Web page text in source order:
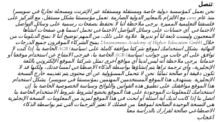
تنصل:
نحن نعمل كمؤسسة دولية خاصة ومستقلة ومستقلة عبر الإنترنت ومسجلة تجاريًا في سويسرا
منذ عام 2013، مع الالتزام بالمعايير الدولية الصارمة. تعمل مؤسستنا بشكل مستقل، مع التركيز على
فلسفتنا التعليمية المميزة. يرجى ملاحظة أننا لا نحتفظ بصفحات رسمية على وسائل التواصل
الاجتماعي. أي حسابات على وسائل التواصل الاجتماعي تحمل اسمنا هي صفحات أنشأها
المعجبون وليست تابعة لنا أو نديرها. علاوة على ذلك، من المهم توضيح أننا لا نمنح الدبلومات من
خلال Autonomous Academy of Higher Education GmbH؛ يمنح الشركاء الموقرون جميع الدرجات
النهائية. يشكل استخدامك لموقع شركتنا موافقة كاملة على (سياسة) AGB
الخاصة بنا. إذا كنت لا
توافق على أي جانب من جوانب (سياسة) AGB
الخاصة بنا، فيرجى الامتناع عن استخدام موقعنا أو
خدماتنا. يرجى ملاحظة أنه ليس لدينا أي مواقع أخرى تمثل شركتنا. الموقع الإلكتروني باللغة
الإنجليزية، وأي ترجمة تراها يتم إنشاؤها بواسطة الذكاء الاصطناعي لمساعدتك، ولكنها قد لا
تكون دقيقة أو صالحة تمامًا. نحن لا نتحمل المسؤولية عن أي محتوى يتم تقديمه خارج النسخة
الإنجليزية. يستهدف هذا الموقع المستخدمين المهتمين بمؤسستنا في سويسرا. يشكل استخدام
هذا الموقع موافقتك على تطبيق هذه القوانين واللوائح وسياسة الخصوصية الخاصة بنا. إن
استخدامك للمعلومات الموجودة على هذا الموقع يخضع لشروط شروط الاستخدامالخاصة بنا.
اتصل بنا إذا كانت لديك أية أسئلة أو ابحث في هذا الموقع لمزيد من المعلومات. النسخة الإنجليزية
هي النسخة الوحيدة الصالحة لموقعنا. من فضلك لا تعتبر الترجمات التي تتم بواسطة الذكاء
الاصطناعي صالحة لقرارك بالدراسة معنا.
اعجاب